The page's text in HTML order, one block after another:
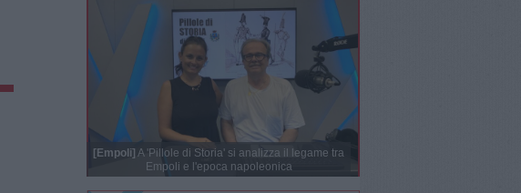
[Empoli] A 'Pillole di Storia' si analizza il legame tra
Empoli e l'epoca napoleonica